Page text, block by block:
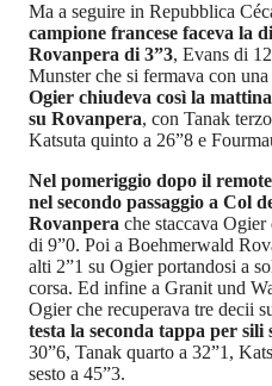
Ma a seguire in Repubblica
campione francese faceva la
Rovanpera di 3”3, Evans di
Munster che si fermava con una
Ogier chiudeva così la
su Rovanpera, con Tanak
Katsuta quinto a 26”8 e
Nel pomeriggio dopo il
nel secondo passaggio a Col
Rovanpera che staccava
di 9”0. Poi a Boehmerwald
alti 2”1 su Ogier portandosi a
corsa. Ed infine a Granit und
Ogier che recuperava tre decii
testa la seconda tappa per sili
30”6, Tanak quarto a 32”1,
sesto a 45”3.